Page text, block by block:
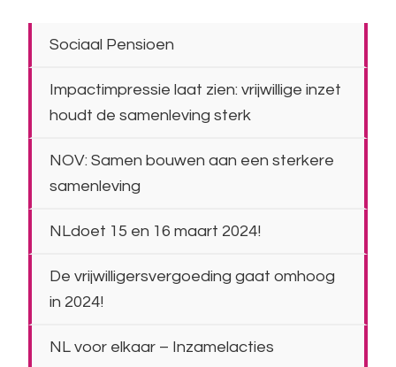
Sociaal Pensioen
Impactimpressie laat zien: vrijwillige inzet
houdt de samenleving sterk
NOV: Samen bouwen aan een sterkere
samenleving
NLdoet 15 en 16 maart 2024!
De vrijwilligersvergoeding gaat omhoog
in 2024!
NL voor elkaar – Inzamelacties